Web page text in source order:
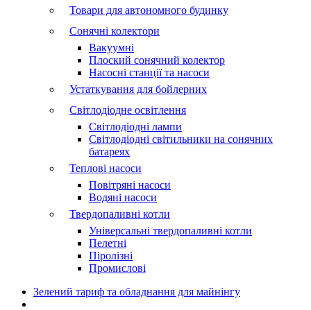
Товари для автономного будинку
Сонячні колектори
Вакуумні
Плоский сонячний колектор
Насосні станції та насоси
Устаткування для бойлерних
Світлодіодне освітлення
Світлодіодні лампи
Світлодіодні світильники на сонячних
батареях
Теплові насоси
Повітряні насоси
Водяні насоси
Твердопаливні котли
Універсальні твердопаливні котли
Пелетні
Піролізні
Промислові
Зелений тариф та обладнання для майнінгу